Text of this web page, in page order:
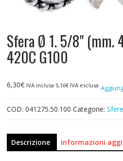
Sfera Ø 1. 5/8" (mm.
420C G100
6,30€ IVA inclusa 5,16€IVA esclusa
COD: 041275.50.100 Categorie:
Descrizione Informazioni